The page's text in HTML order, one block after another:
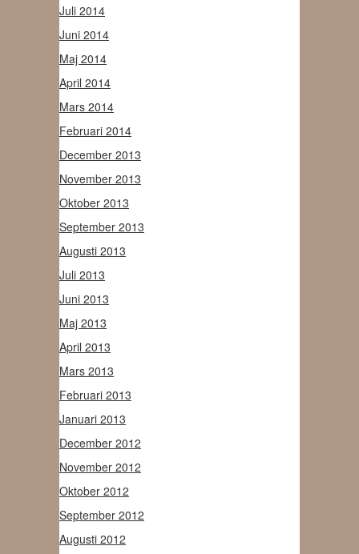
Juli 2014
Juni 2014
Maj 2014
April 2014
Mars 2014
Februari 2014
December 2013
November 2013
Oktober 2013
September 2013
Augusti 2013
Juli 2013
Juni 2013
Maj 2013
April 2013
Mars 2013
Februari 2013
Januari 2013
December 2012
November 2012
Oktober 2012
September 2012
Augusti 2012